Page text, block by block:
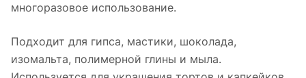
многоразовое использование.
Подходит для гипса, мастики, шоколада,
изомальта, полимерной глины и мыла.